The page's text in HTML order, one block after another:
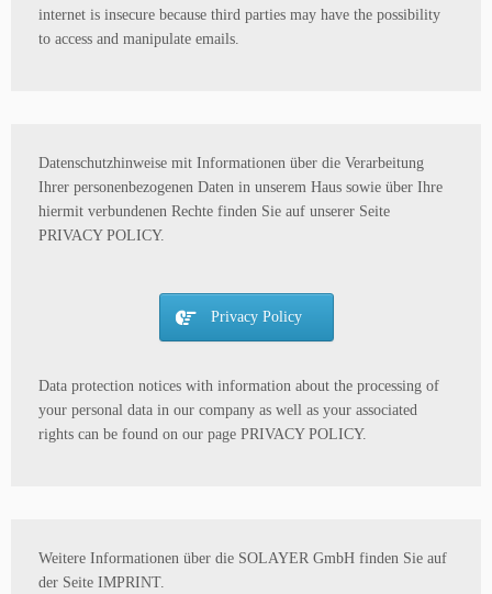
internet is insecure because third parties may have the possibility
to access and manipulate emails.
Datenschutzhinweise mit Informationen über die Verarbeitung
Ihrer personenbezogenen Daten in unserem Haus sowie über Ihre
hiermit verbundenen Rechte finden Sie auf unserer Seite
PRIVACY POLICY.
Privacy Policy
Data protection notices with information about the processing of
your personal data in our company as well as your associated
rights can be found on our page PRIVACY POLICY.
Weitere Informationen über die SOLAYER GmbH finden Sie auf
der Seite IMPRINT.